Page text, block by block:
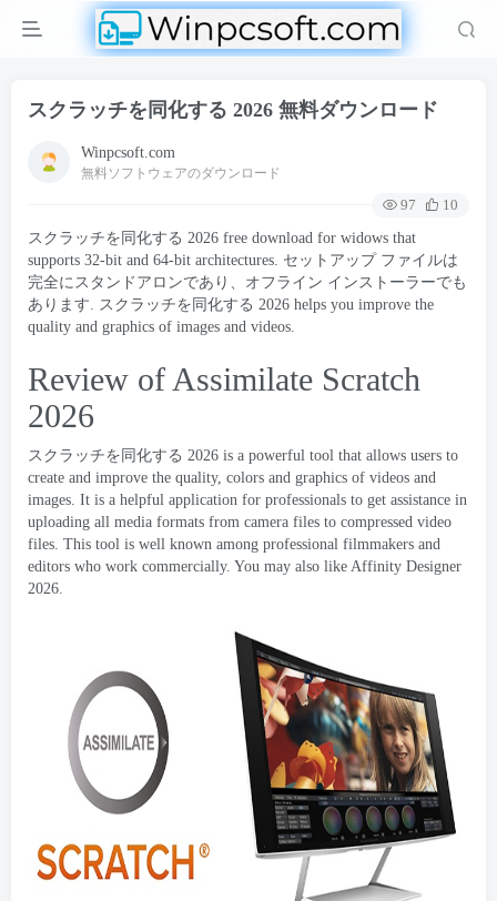
スクラッチを同化する 2026 無料ダウンロード
Winpcsoft.com
無料ソフトウェアのダウンロード
97
10
スクラッチを同化する 2026 free download for widows that
supports 32-bit and 64-bit architectures. セットアップ ファイルは
完全にスタンドアロンであり、オフライン インストーラーでも
あります. スクラッチを同化する 2026 helps you improve the
quality and graphics of images and videos.
Review of Assimilate Scratch
2026
スクラッチを同化する 2026 is a powerful tool that allows users to
create and improve the quality, colors and graphics of videos and
images. It is a helpful application for professionals to get assistance in
uploading all media formats from camera files to compressed video
files. This tool is well known among professional filmmakers and
editors who work commercially. You may also like Affinity Designer
2026.